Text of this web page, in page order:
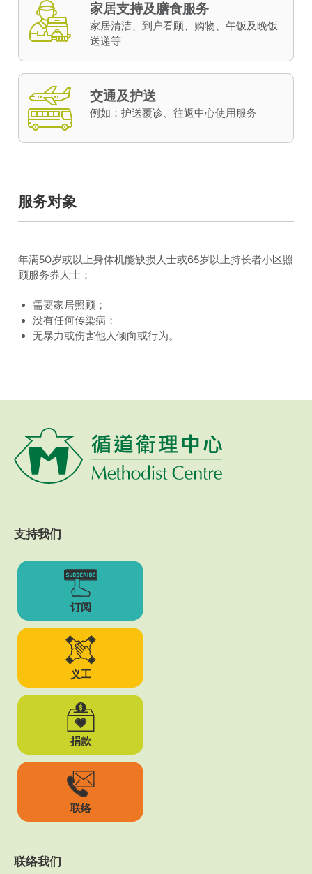
家居支持及膳食服务
家居清洁、到户看顾、购物、午饭及晚饭
送递等
交通及护送
例如：护送覆诊、往返中心使用服务
服务对象
年满50岁或以上身体机能缺损人士或65岁以上持长者小区照
顾服务券人士；
需要家居照顾；
没有任何传染病；
无暴力或伤害他人倾向或行为。
支持我们
订阅
义工
捐款
联络
联络我们